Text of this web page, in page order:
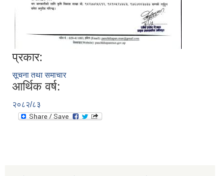
प्रकार:
सूचना तथा समाचार
आर्थिक वर्ष:
२०८२/८३